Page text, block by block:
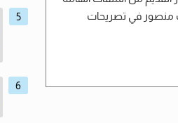
منصور في تصريحات